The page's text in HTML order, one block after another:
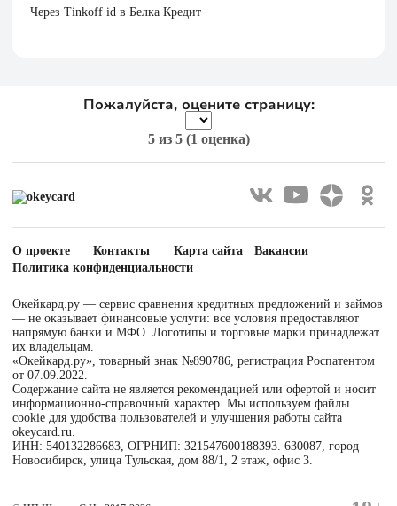
Через Tinkoff id в Белка Кредит
Пожалуйста, оцените страницу:
5из 5 (1 оценка)
О проекте Контакты Карта сайта
Вакансии
Политика конфиденциальности
Окейкард.ру — сервис сравнения кредитных предложений и займов
— не оказывает финансовые услуги: все условия предоставляют
напрямую банки и МФО. Логотипы и торговые марки принадлежат
их владельцам.
«Окейкард.ру», товарный знак №890786, регистрация Роспатентом
от 07.09.2022.
Содержание сайта не является рекомендацией или офертой и носит
информационно-справочный характер. Мы используем файлы
cookie для удобства пользователей и улучшения работы сайта
okeycard.ru.
ИНН: 540132286683, ОГРНИП: 321547600188393. 630087, город
Новосибирск, улица Тульская, дом 88/1, 2 этаж, офис 3.